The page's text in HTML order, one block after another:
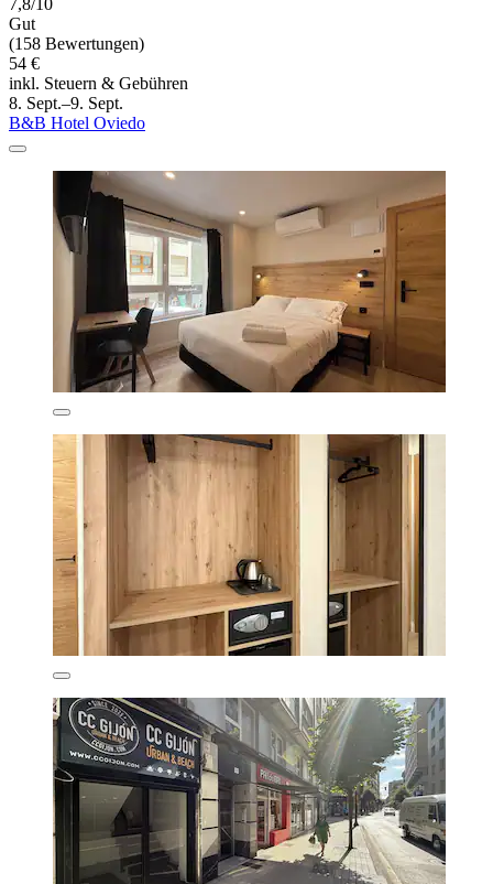
7,8/10
Gut
(158 Bewertungen)
54 €
inkl. Steuern & Gebühren
8. Sept.–9. Sept.
B&B Hotel Oviedo